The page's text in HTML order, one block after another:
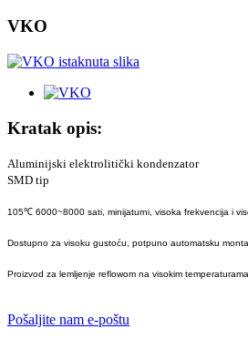
VKO
Kratak opis:
Aluminijski elektrolitički kondenzator
SMD tip
105℃ 6000~8000 sati, minijaturni, visoka frekvencija i
Dostupno za visoku gustoću, potpuno automatsku
Proizvod za lemljenje reflowom na visokim
Pošaljite nam e-poštu